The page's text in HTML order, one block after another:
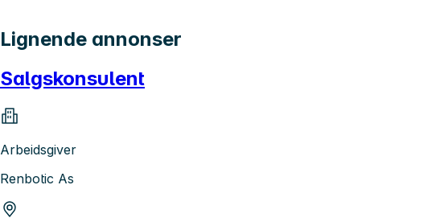
Lignende annonser
Salgskonsulent
Arbeidsgiver
Renbotic As